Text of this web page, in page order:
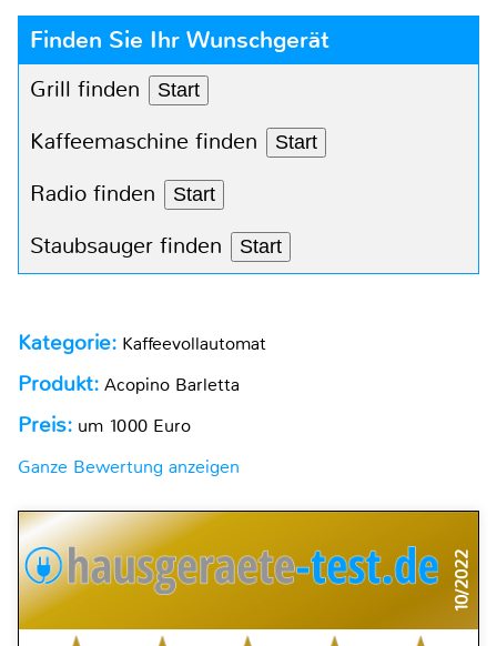
Finden Sie Ihr Wunschgerät
Grill finden Start
Kaffeemaschine finden Start
Radio finden Start
Staubsauger finden Start
Kategorie: Kaffeevollautomat
Produkt: Acopino Barletta
Preis: um 1000 Euro
Ganze Bewertung anzeigen
10/2022